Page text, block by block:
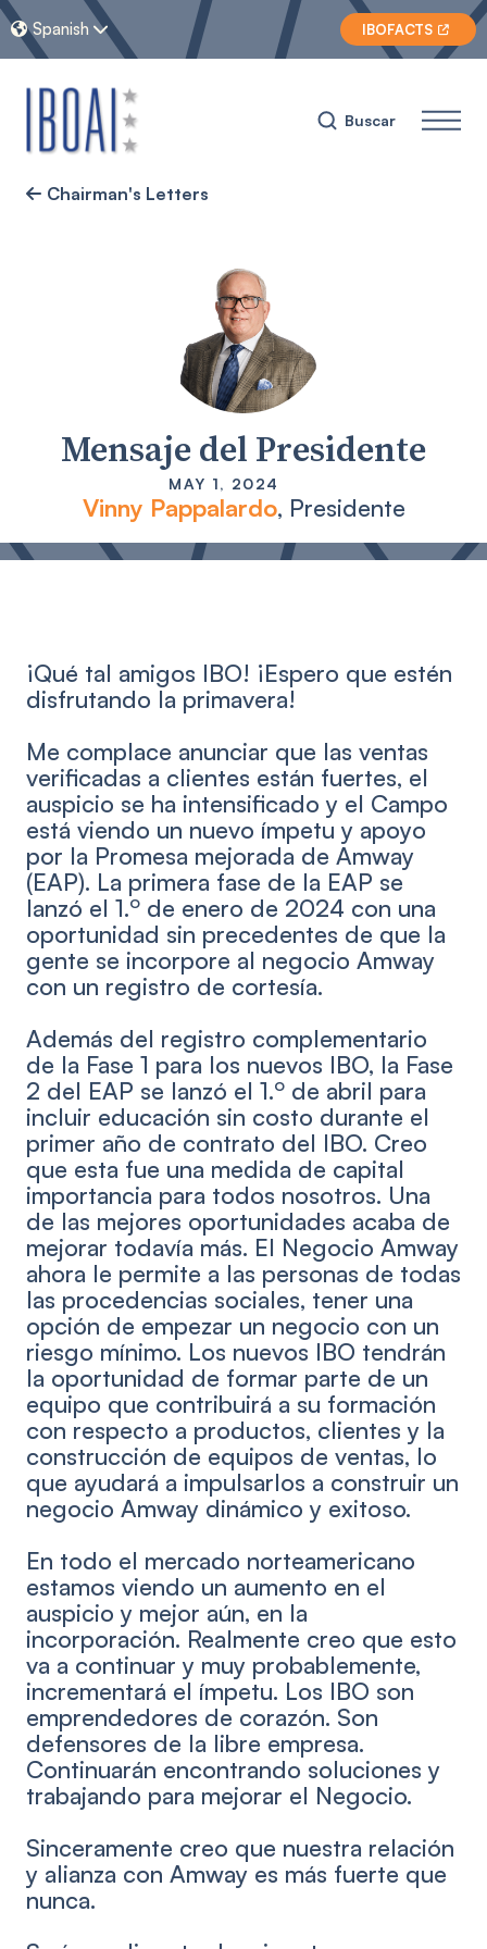
 Spanish  IBOFACTS 
Buscar
 Chairman's Letters
Mensaje del Presidente
MAY 1, 2024
Vinny Pappalardo, Presidente
¡Qué tal amigos IBO! ¡Espero que estén
disfrutando la primavera!
Me complace anunciar que las ventas
verificadas a clientes están fuertes, el
auspicio se ha intensificado y el Campo
está viendo un nuevo ímpetu y apoyo
por la Promesa mejorada de Amway
(EAP). La primera fase de la EAP se
lanzó el 1.o de enero de 2024 con una
oportunidad sin precedentes de que la
gente se incorpore al negocio Amway
con un registro de cortesía.
Además del registro complementario
de la Fase 1 para los nuevos IBO, la Fase
2 del EAP se lanzó el 1.o de abril para
incluir educación sin costo durante el
primer año de contrato del IBO. Creo
que esta fue una medida de capital
importancia para todos nosotros. Una
de las mejores oportunidades acaba de
mejorar todavía más. El Negocio Amway
ahora le permite a las personas de todas
las procedencias sociales, tener una
opción de empezar un negocio con un
riesgo mínimo. Los nuevos IBO tendrán
la oportunidad de formar parte de un
equipo que contribuirá a su formación
con respecto a productos, clientes y la
construcción de equipos de ventas, lo
que ayudará a impulsarlos a construir un
negocio Amway dinámico y exitoso.
En todo el mercado norteamericano
estamos viendo un aumento en el
auspicio y mejor aún, en la
incorporación. Realmente creo que esto
va a continuar y muy probablemente,
incrementará el ímpetu. Los IBO son
emprendedores de corazón. Son
defensores de la libre empresa.
Continuarán encontrando soluciones y
trabajando para mejorar el Negocio.
Sinceramente creo que nuestra relación
y alianza con Amway es más fuerte que
nunca.